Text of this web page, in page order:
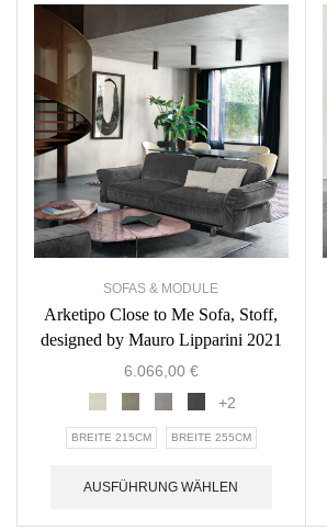
SOFAS & MODULE
Arketipo Close to Me Sofa, Stoff,
designed by Mauro Lipparini 2021
6.066,00 €
+2
BREITE 215CM BREITE 255CM
AUSFÜHRUNG WÄHLEN